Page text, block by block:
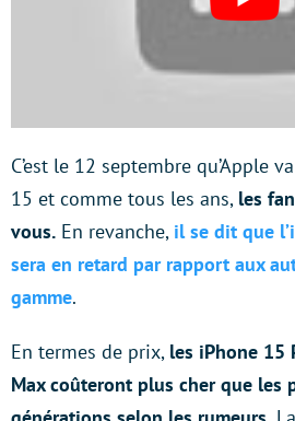
C’est le 12 septembre qu’Apple
15 et comme tous les ans, les
vous. En revanche, il se dit que
sera en retard par rapport aux
gamme.
En termes de prix, les iPhone 15
Max coûteront plus cher que les